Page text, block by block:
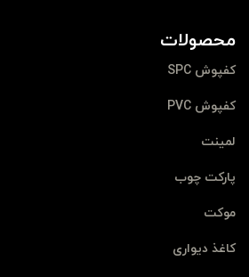
محصولات
کفپوش SPC
کفپوش PVC
لمینت
پارکت چوب
موکت
کاغذ دیواری